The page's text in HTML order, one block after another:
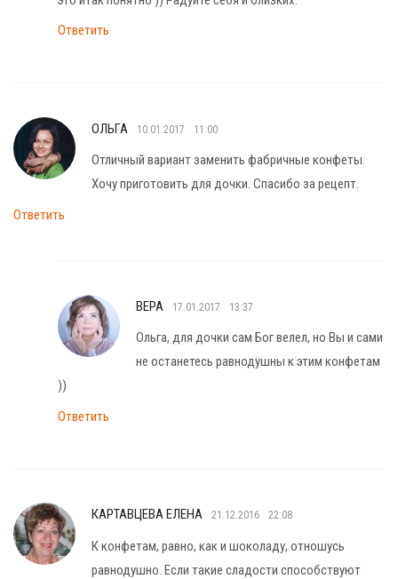
Ответить
ОЛЬГА 10.01.2017 11:00
Отличный вариант заменить фабричные конфеты.
Хочу приготовить для дочки. Спасибо за рецепт.
Ответить
ВЕРА 17.01.2017 13:37
Ольга, для дочки сам Бог велел, но Вы и сами
не останетесь равнодушны к этим конфетам
))
Ответить
КАРТАВЦЕВА ЕЛЕНА 21.12.2016 22:08
К конфетам, равно, как и шоколаду, отношусь
равнодушно. Если такие сладости способствуют